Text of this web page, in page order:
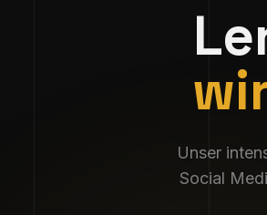
Unser
Social